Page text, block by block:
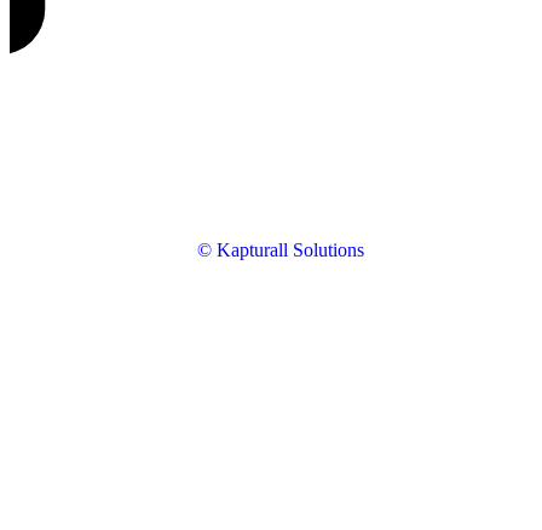
© Kapturall Solutions